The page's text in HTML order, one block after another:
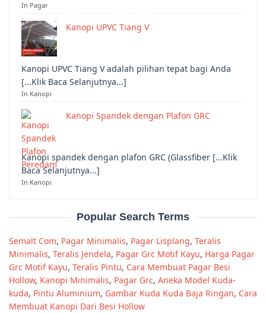
In Pagar
Kanopi UPVC Tiang V
Kanopi UPVC Tiang V adalah pilihan tepat bagi Anda
[...Klik Baca Selanjutnya...]
In Kanopi
Kanopi Spandek dengan Plafon GRC
Kanopi spandek dengan plafon GRC (Glassfiber [...Klik
Baca Selanjutnya...]
In Kanopi
Popular Search Terms
Semalt Com, Pagar Minimalis, Pagar Lisplang, Teralis
Minimalis, Teralis Jendela, Pagar Grc Motif Kayu, Harga Pagar
Grc Motif Kayu, Teralis Pintu, Cara Membuat Pagar Besi
Hollow, Kanopi Minimalis, Pagar Grc, Aneka Model Kuda-
kuda, Pintu Aluminium, Gambar Kuda Kuda Baja Ringan, Cara
Membuat Kanopi Dari Besi Hollow